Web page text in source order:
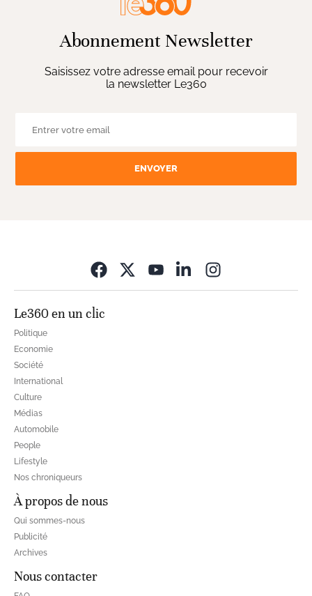
Abonnement Newsletter
Saisissez votre adresse email pour recevoir
la newsletter Le360
ENVOYER
Le360 en un clic
Politique
Economie
Société
International
Culture
Médias
Automobile
People
Lifestyle
Nos chroniqueurs
À propos de nous
Qui sommes-nous
Publicité
Archives
Nous contacter